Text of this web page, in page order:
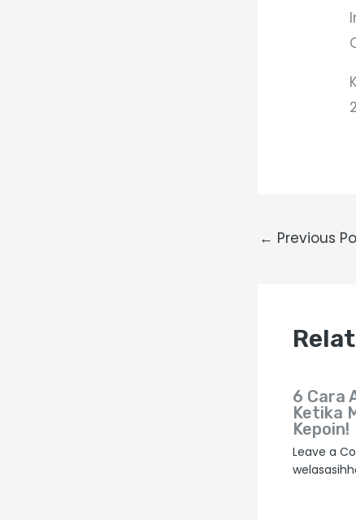
← Previous
6 Cara
Ketika
Kepoin!
Leave a